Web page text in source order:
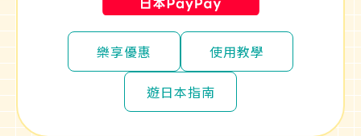
樂享優惠 使用教學
遊日本指南